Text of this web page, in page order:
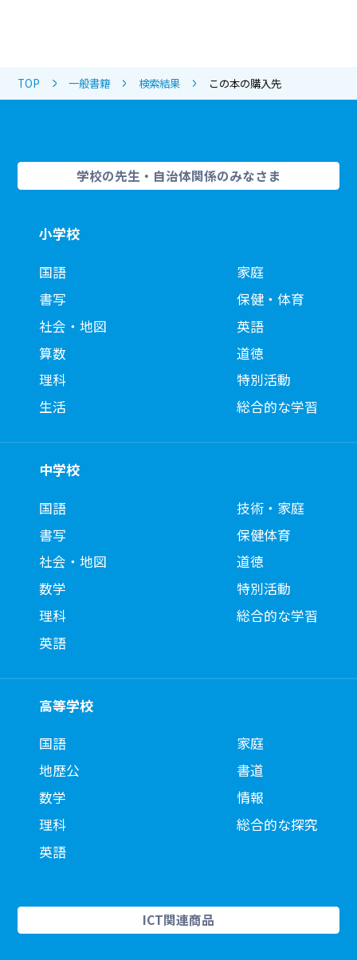
TOP 一般書籍 検索結果 この本の購入先
学校の先生・自治体関係のみなさま
小学校
国語
書写
社会・地図
算数
理科
生活
家庭
保健・体育
英語
道徳
特別活動
総合的な学習
中学校
国語
書写
社会・地図
数学
理科
英語
技術・家庭
保健体育
道徳
特別活動
総合的な学習
高等学校
国語
地歴公
数学
理科
英語
家庭
書道
情報
総合的な探究
ICT関連商品